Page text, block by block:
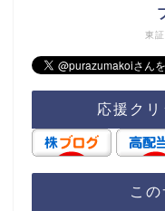
東
応援ク
こ